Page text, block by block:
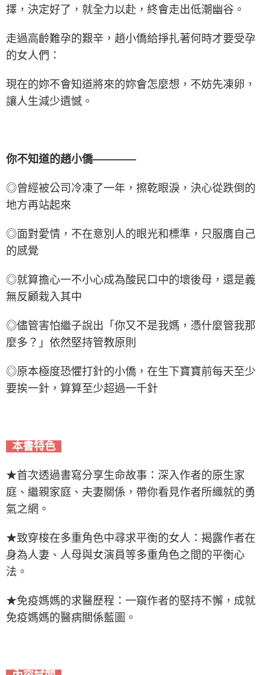
擇，決定好了，就全力以赴，終會走出低潮幽谷。
走過高齡難孕的艱辛，趙小僑給掙扎著何時才要受孕
的女人們：
現在的妳不會知道將來的妳會怎麼想，不妨先凍卵，
讓人生減少遺憾。
你不知道的趙小僑————
◎曾經被公司冷凍了一年，擦乾眼淚，決心從跌倒的
地方再站起來
◎面對愛情，不在意別人的眼光和標準，只服膺自己
的感覺
◎就算擔心一不小心成為酸民口中的壞後母，還是義
無反顧栽入其中
◎儘管害怕繼子說出「你又不是我媽，憑什麼管我那
麼多？」依然堅持管教原則
◎原本極度恐懼打針的小僑，在生下寶寶前每天至少
要挨一針，算算至少超過一千針
本書特色
★首次透過書寫分享生命故事：深入作者的原生家
庭、繼親家庭、夫妻關係，帶你看見作者所織就的勇
氣之網。
★致穿梭在多重角色中尋求平衡的女人：揭露作者在
身為人妻、人母與女演員等多重角色之間的平衡心
法。
★免疫媽媽的求醫歷程：一窺作者的堅持不懈，成就
免疫媽媽的醫病關係藍圖。